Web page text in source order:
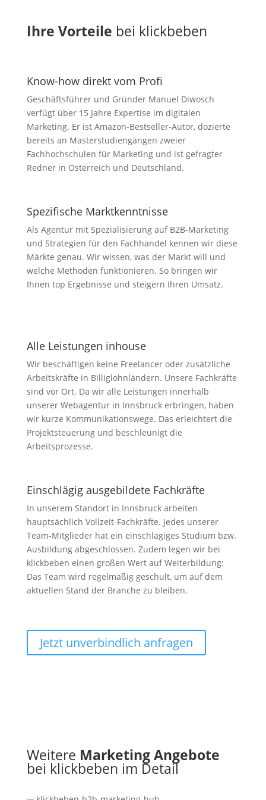
Ihre Vorteile bei klickbeben
Know-how direkt vom Profi
Geschäftsführer und Gründer Manuel Diwosch
verfügt über 15 Jahre Expertise im digitalen
Marketing. Er ist Amazon-Bestseller-Autor, dozierte
bereits an Masterstudiengängen zweier
Fachhochschulen für Marketing und ist gefragter
Redner in Österreich und Deutschland.
Spezifische Marktkenntnisse
Als Agentur mit Spezialisierung auf B2B-Marketing
und Strategien für den Fachhandel kennen wir diese
Märkte genau. Wir wissen, was der Markt will und
welche Methoden funktionieren. So bringen wir
Ihnen top Ergebnisse und steigern Ihren Umsatz.
Alle Leistungen inhouse
Wir beschäftigen keine Freelancer oder zusätzliche
Arbeitskräfte in Billiglohnländern. Unsere Fachkräfte
sind vor Ort. Da wir alle Leistungen innerhalb
unserer Webagentur in Innsbruck erbringen, haben
wir kurze Kommunikationswege. Das erleichtert die
Projektsteuerung und beschleunigt die
Arbeitsprozesse.
Einschlägig ausgebildete Fachkräfte
In unserem Standort in Innsbruck arbeiten
hauptsächlich Vollzeit-Fachkräfte. Jedes unserer
Team-Mitglieder hat ein einschlägiges Studium bzw.
Ausbildung abgeschlossen. Zudem legen wir bei
klickbeben einen großen Wert auf Weiterbildung:
Das Team wird regelmäßig geschult, um auf dem
aktuellen Stand der Branche zu bleiben.
Jetzt unverbindlich anfragen
Weitere Marketing Angebote
bei klickbeben im Detail